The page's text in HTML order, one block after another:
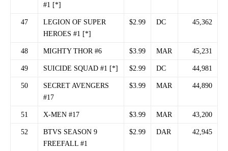
#1 [*]
47
LEGION OF SUPER
HEROES #1 [*]
$2.99 DC 45,362
48 MIGHTY THOR #6 $3.99 MAR 45,231
49 SUICIDE SQUAD #1 [*] $2.99 DC 44,981
50
SECRET AVENGERS
#17
$3.99 MAR 44,890
51 X-MEN #17 $3.99 MAR 43,200
52
BTVS SEASON 9
FREEFALL #1
$2.99 DAR 42,945